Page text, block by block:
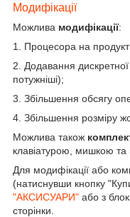
Модифікації
Можлива модифікації:
1. Процесора на
2. Додавання
потужніші);
3. Збільшення обсягу
4. Збільшення розміру
Можлива також
клавіатурою, мишкою та
Для модифікації або
(натиснувши кнопку
"АКСИСУАРИ" або з
сторінки.